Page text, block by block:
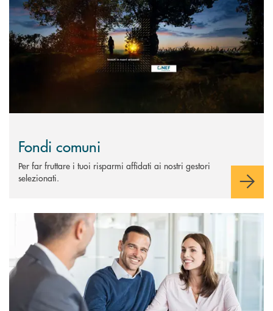
Fondi comuni
Per far fruttare i tuoi risparmi affidati ai nostri gestori
selezionati.
Scopri di più Polizze Vita